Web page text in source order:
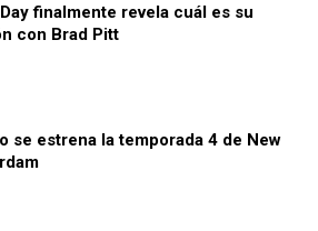
finalmente revela cuál es su
con Brad Pitt
se estrena la temporada 4 de New